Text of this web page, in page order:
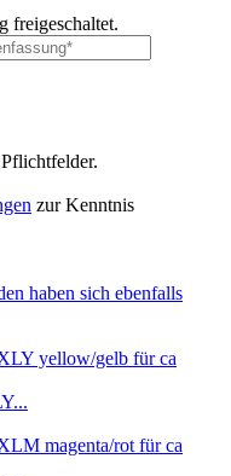
freigeschaltet.
zur Kenntnis
haben sich ebenfalls